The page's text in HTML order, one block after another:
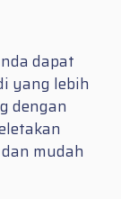
dapat
yang lebih
dengan
mudah